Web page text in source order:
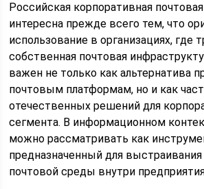
Российская корпоративная
интересна прежде всего тем, что
использование в организациях, где
собственная почтовая
важен не только как альтернатива
почтовым платформам, но и как
отечественных решений для
сегмента. В информационном
можно рассматривать как
предназначенный для
почтовой среды внутри